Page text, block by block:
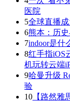
医院
5全球直播
6熊本：历
7indoor是什
8红手指iOS
机玩转云端
9哈曼升级
验
10 【路然